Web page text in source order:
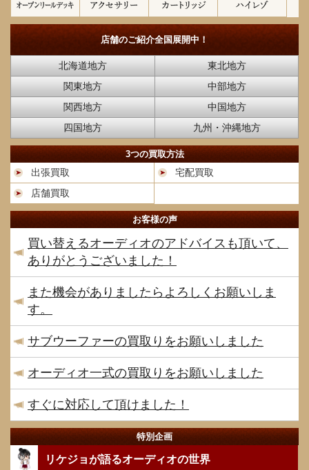
店舗のご紹介全国展開中！
北海道地方
東北地方
関東地方
中部地方
関西地方
中国地方
四国地方
九州・沖縄地方
3つの買取方法
出張買取
宅配買取
店舗買取
お客様の声
買い替えるオーディオのアドバイスも頂いて、
ありがとうございました！
また機会がありましたらよろしくお願いしま
す。
サブウーファーの買取りをお願いしました
オーディオ一式の買取りをお願いしました
すぐに対応して頂けました！
特別企画
リケジョが語るオーディオの世界